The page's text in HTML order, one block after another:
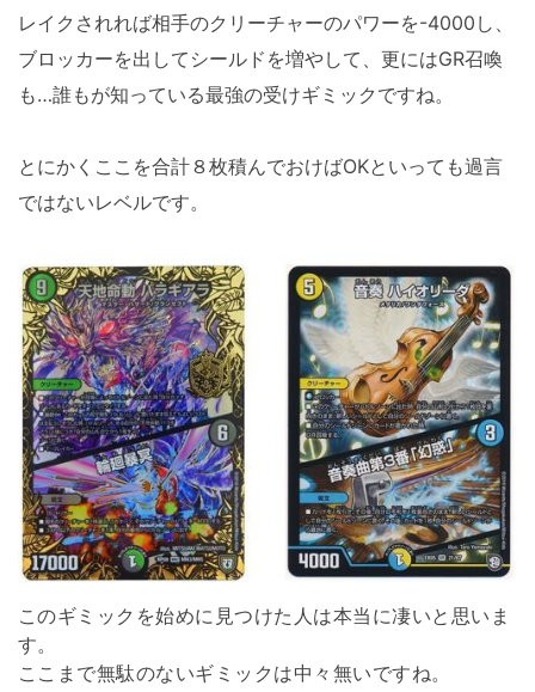
レイクされれば相手のクリーチャーのパワーを-4000し、
ブロッカーを出してシールドを増やして、更にはGR召喚
も…誰もが知っている最強の受けギミックですね。
とにかくここを合計８枚積んでおけばOKといっても過言
ではないレベルです。
このギミックを始めに見つけた人は本当に凄いと思いま
す。
ここまで無駄のないギミックは中々無いですね。